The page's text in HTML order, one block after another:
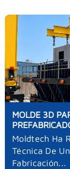
MOLDE 3D
Moldtech Ha
Técnica De
Fabricación...